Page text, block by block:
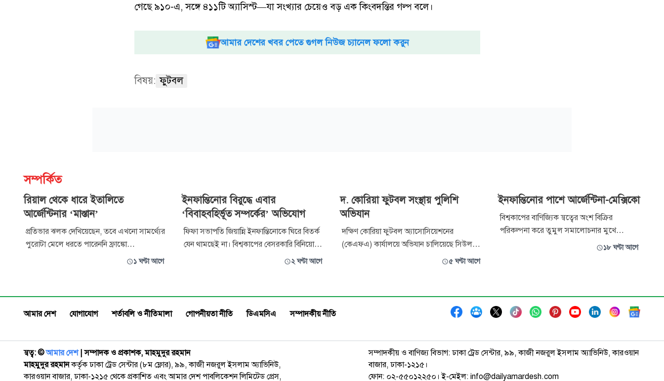
গেছে ৯১০-এ, সঙ্গে ৪১১টি অ্যাসিস্ট—যা সংখ্যার চেয়েও বড় এক কিংবদন্তির গল্প বলে।
আমার দেশের খবর পেতে গুগল নিউজ চ্যানেল ফলো করুন
বিষয়: ফুটবল
সম্পর্কিত
রিয়াল থেকে ধারে ইতালিতে
আর্জেন্টিনার ‘মাস্তান’
প্রতিভার ঝলক দেখিয়েছেন, তবে এখনো সামর্থ্যের
পুরোটা মেলে ধরতে পারেননি ফ্রাঙ্কো
মাস্তানতুয়োনো। আর্জেন্টিনার অন্যতম সম্ভাবনাময়
রিয়াল মাদ্রিদ।
১ ঘণ্টা আগে
ইনফান্তিনোর বিরুদ্ধে এবার
‘বিবাহবহির্ভূত সম্পর্কের’ অভিযোগ
ফিফা সভাপতি জিয়ান্নি ইনফান্তিনোকে ঘিরে বিতর্ক
যেন থামছেই না। বিশ্বকাপের বেসরকারি বিনিয়োগ
পরিকল্পনা নিয়ে তীব্র সমালোচনা ও পদত্যাগের
ইনফান্তিনোর পক্ষ থেকে এসব অভিযোগ সরাসরি
অস্বীকার করা হয়েছে।
২ ঘণ্টা আগে
দ. কোরিয়া ফুটবল সংস্থায় পুলিশি
অভিযান
দক্ষিণ কোরিয়া ফুটবল অ্যাসোসিয়েশনের
(কেএফএ) কার্যালয়ে অভিযান চালিয়েছে সিউল
পুলিশ। বৃহস্পতিবার সাবেক কোচ হং মিয়ুং-বোকে
হয়
৫ ঘণ্টা আগে
ইনফান্তিনোর পাশে আর্জেন্টিনা-মেক্সিকো
বিশ্বকাপের বাণিজ্যিক স্বত্বের অংশ বিক্রির
পরিকল্পনা করে তুমুল সমালোচনার মুখে
পড়েছেন ফিফা সভাপতি জিয়ান্নি ইনফান্তিনো। ক্ষমা
১৮ ঘণ্টা আগে
আমার দেশ যোগাযোগ শর্তাবলি ও নীতিমালা গোপনীয়তা নীতি ডিএমসিএ সম্পাদকীয় নীতি
স্বত্ব: ©️আমার দেশ| সম্পাদক ও প্রকাশক, মাহমুদুর রহমান
মাহমুদুর রহমানকর্তৃক ঢাকা ট্রেড সেন্টার (৮ম ফ্লোর), ৯৯, কাজী নজরুল ইসলাম অ্যাভিনিউ,
কারওয়ান বাজার, ঢাকা-১২১৫ থেকে প্রকাশিত এবং আমার দেশ পাবলিকেশন লিমিটেড প্রেস,
সম্পাদকীয় ও বাণিজ্য বিভাগ: ঢাকা ট্রেড সেন্টার, ৯৯, কাজী নজরুল ইসলাম অ্যাভিনিউ, কারওয়ান
বাজার, ঢাকা-১২১৫।
ফোন: ০২-৫৫০১২২৫০। ই-মেইল: info@dailyamardesh.com